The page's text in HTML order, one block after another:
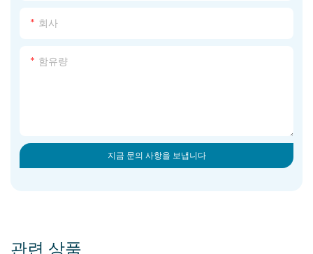
회사
함유량
지금 문의 사항을 보냅니다
관련 상품